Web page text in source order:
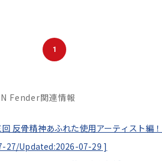
1
Fender関連情報
反骨精神あふれた使用アーティスト編
27/Updated:2026-07-29 ]